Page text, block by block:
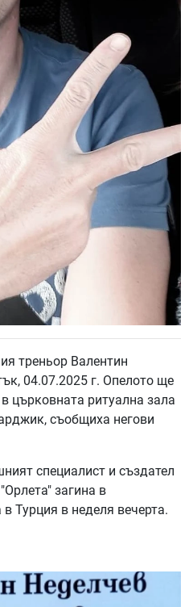
треньор Валентин
04.07.2025 г. Опелото ще
църковната ритуална зала
съобщиха негови
специалист и създател
загина в
Турция в неделя вечерта.